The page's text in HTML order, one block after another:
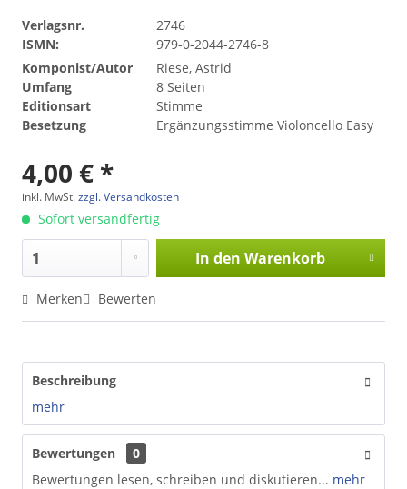
Verlagsnr.
2746
ISMN:
979-0-2044-2746-8
Komponist/Autor
Riese, Astrid
Umfang
8 Seiten
Editionsart
Stimme
Besetzung
Ergänzungsstimme Violoncello Easy
4,00 € *
inkl. MwSt.zzgl. Versandkosten
Sofort versandfertig
In den Warenkorb
Merken Bewerten
Beschreibung
mehr
Bewertungen
0
Bewertungen lesen, schreiben und diskutieren... mehr